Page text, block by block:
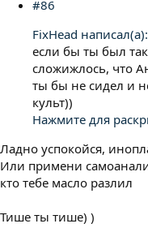
#86
FixHead написал(а):
если бы ты был
сложижлось, что
ты бы не сидел и
культ))
Нажмите для
Ладно успокойся,
Или примени
кто тебе масло разлил
Тише ты тише) )